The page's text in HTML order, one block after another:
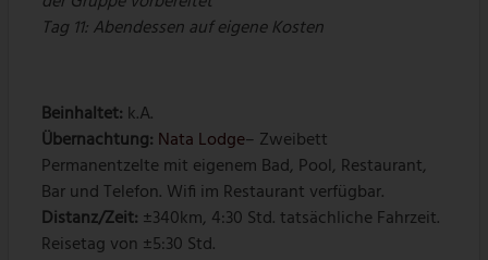
Tag 11: Abendessen auf eigene Kosten
Beinhaltet: k.A.
Übernachtung: Nata Lodge– Zweibett
Permanentzelte mit eigenem Bad, Pool, Restaurant,
Bar und Telefon. Wifi im Restaurant verfügbar.
Distanz/Zeit: ±340km, 4:30 Std. tatsächliche Fahrzeit.
Reisetag von ±5:30 Std.